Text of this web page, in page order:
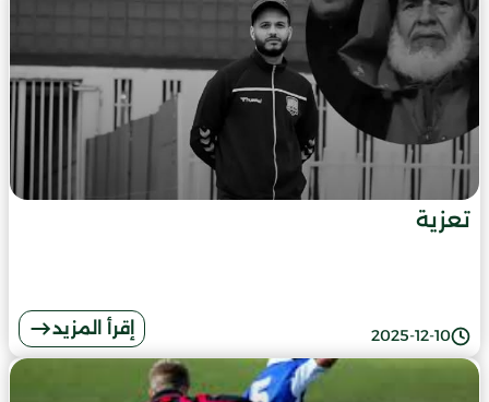
تعزية
2025-12-10 إقرأ المزيد